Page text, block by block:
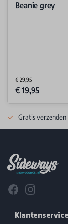
Beanie grey
€ 29,95
Special Price
€ 19,95
Gratis
FacebookInstagram
Klantenservice